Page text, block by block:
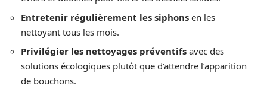
Entretenir régulièrement les siphons en les
nettoyant tous les mois.
Privilégier les nettoyages préventifs avec des
solutions écologiques plutôt que d’attendre l’apparition
de bouchons.